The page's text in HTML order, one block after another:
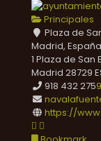
Principales
Plaza de
Madrid, España
1 Plaza de San
Madrid 28729
918 432 275
https://